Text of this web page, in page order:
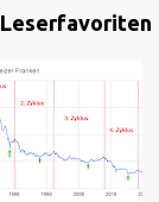
Leserfavoriten